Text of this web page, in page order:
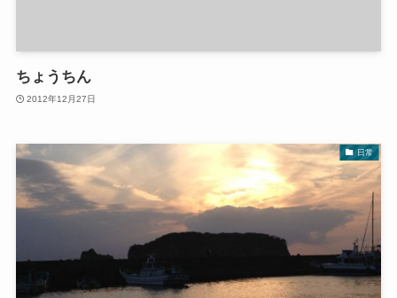
ちょうちん
2012年12月27日
日常